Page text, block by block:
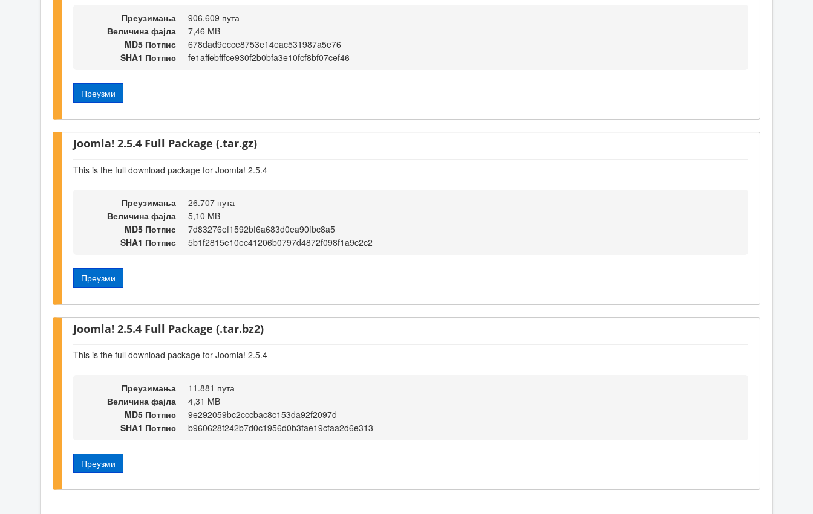
Преузимања
906.609 пута
Величина фајла
7,46 MB
MD5 Потпис
678dad9ecce8753e14eac531987a5e76
SHA1 Потпис
fe1affebfffce930f2b0bfa3e10fcf8bf07cef46
Преузми
Joomla! 2.5.4 Full Package (.tar.gz)
This is the full download package for Joomla! 2.5.4
Преузимања
26.707 пута
Величина фајла
5,10 MB
MD5 Потпис
7d83276ef1592bf6a683d0ea90fbc8a5
SHA1 Потпис
5b1f2815e10ec41206b0797d4872f098f1a9c2c2
Преузми
Joomla! 2.5.4 Full Package (.tar.bz2)
This is the full download package for Joomla! 2.5.4
Преузимања
11.881 пута
Величина фајла
4,31 MB
MD5 Потпис
9e292059bc2cccbac8c153da92f2097d
SHA1 Потпис
b960628f242b7d0c1956d0b3fae19cfaa2d6e313
Преузми